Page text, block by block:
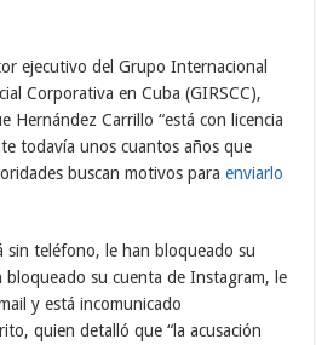
ejecutivo del Grupo Internacional
Corporativa en Cuba (GIRSCC),
Hernández Carrillo “está con licencia
todavía unos cuantos años que
buscan motivos paraenviarlo
sin teléfono, le han bloqueado su
bloqueado su cuenta de Instagram, le
y está incomunicado
quien detalló que “la acusación